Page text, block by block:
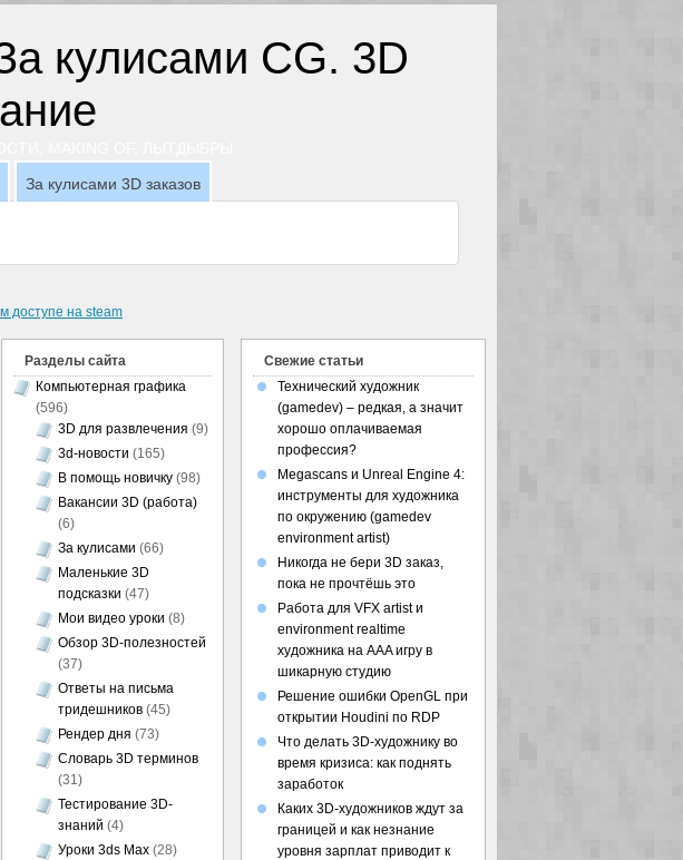
За кулисами 3D заказов
Свежие статьи
Технический художник
(gamedev) – редкая, а значит
хорошо оплачиваемая
профессия?
Megascans и Unreal Engine 4:
инструменты для художника
по окружению (gamedev
environment artist)
Никогда не бери 3D заказ,
пока не прочтёшь это
Работа для VFX artist и
environment realtime
художника на AAA игру в
шикарную студию
Решение ошибки OpenGL при
открытии Houdini по RDP
Что делать 3D-художнику во
время кризиса: как поднять
заработок
Каких 3D-художников ждут за
границей и как незнание
уровня зарплат приводит к
Разделы сайта
Компьютерная графика
(596)
3D для развлечения (9)
3d-новости (165)
В помощь новичку (98)
Вакансии 3D (работа)
(6)
За кулисами (66)
Маленькие 3D
подсказки (47)
Мои видео уроки (8)
Обзор 3D-полезностей
(37)
Ответы на письма
тридешников (45)
Рендер дня (73)
Словарь 3D терминов
(31)
Тестирование 3D-
знаний (4)
Уроки 3ds Max (28)